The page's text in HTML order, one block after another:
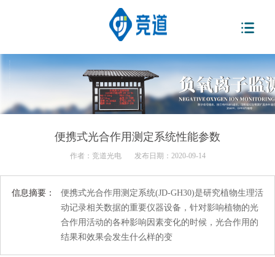
便携式光合作用测定系统性能参数
作者： 竞道光电 发布日期：2020-09-14
信息摘要：
便携式光合作用测定系统(JD-GH30)是研究植物生理活
动记录相关数据的重要仪器设备，针对影响植物的光
合作用活动的各种影响因素变化的时候，光合作用的
结果和效果会发生什么样的变